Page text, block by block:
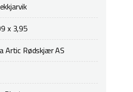
x 3,95
Artic Rødskjær AS